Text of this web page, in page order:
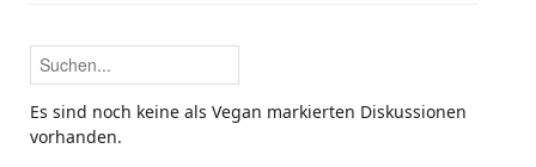
Es sind noch keine als Vegan markierten Diskussionen
vorhanden.